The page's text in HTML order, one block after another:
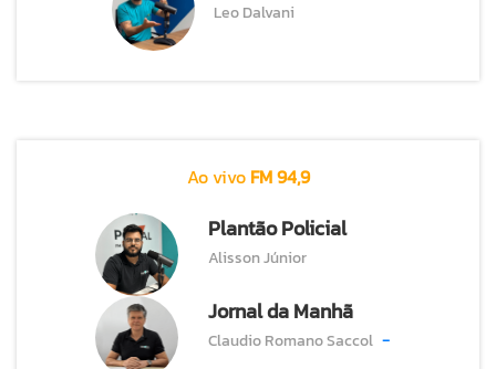
Leo Dalvani
Ao vivo FM 94,9
Plantão Policial
Alisson Júnior
Jornal da Manhã
Claudio Romano Saccol -